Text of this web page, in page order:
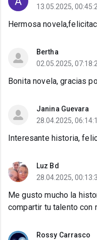
13.05.2025,
Hermosa
Bertha
02.05.2025,
Bonita novela, gracias
Janina Guevara
28.04.2025,
Interesante historia,
Luz Bd
28.04.2025,
Me gusto mucho la
compartir tu talento con
Rossy Carrasco